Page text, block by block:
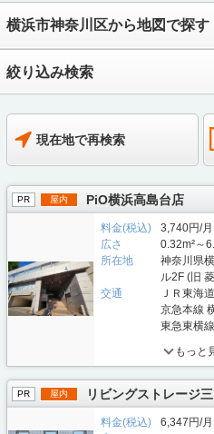
横浜市神奈川区から地図で探す
絞り込み検索
現在地で再検索
PR 屋内 PiO横浜高島台店
料金(税込)
3,740円/
広さ
0.32m²～
所在地
神奈川県
ル2F (旧
交通
ＪＲ東海
京急本線
東急東横
もっと
PR 屋内 リビングストレージ
料金(税込)
6,347円/